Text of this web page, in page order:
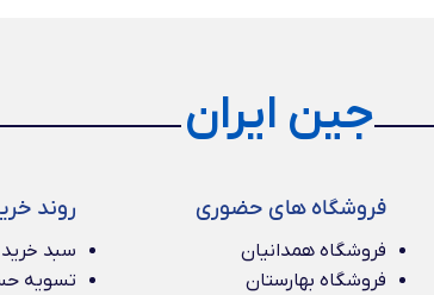
جین ایران
فروشگاه های حضوری
فروشگاه همدانیان
فروشگاه بهارستان
روند
سبد خرید
تسویه